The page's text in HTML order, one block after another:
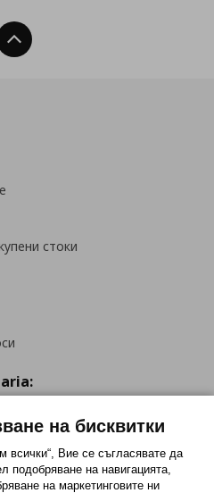
Нагоре
стоки
на бисквитки
всички“, Вие се съгласявате да
подобряване на навигацията,
на маркетинговите ни